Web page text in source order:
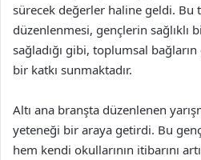
sürecek değerler haline geldi. Bu
düzenlenmesi, gençlerin sağlıklı
sağladığı gibi, toplumsal
bir katkı sunmaktadır.
Altı ana branşta düzenlenen
yeteneği bir araya getirdi. Bu
hem kendi okullarının itibarını